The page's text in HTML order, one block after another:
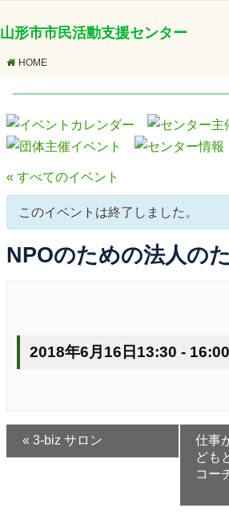
山形市市民活動支援センター
HOME
« すべてのイベント
このイベントは終了しました。
NPOのための法人の
2018年6月16日13:30 - 16:00
« 3-biz サロン
仕事
ども
コー